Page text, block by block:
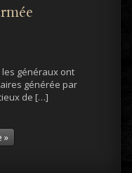
les généraux ont
générée par
de […]
»